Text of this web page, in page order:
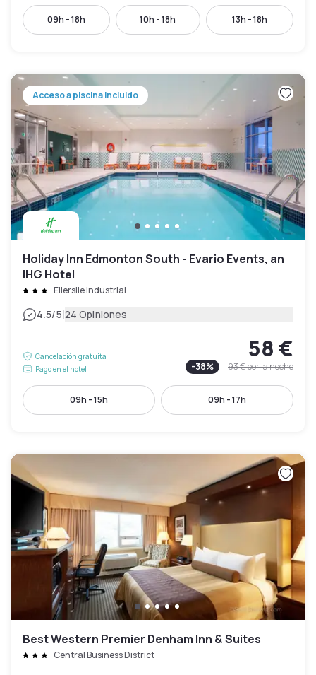
09h - 18h 10h - 18h 13h - 18h
Acceso a piscina incluido
Holiday Inn Edmonton South - Evario Events, an
IHG Hotel
Ellerslie Industrial
4.5/5|24 Opiniones
Cancelación gratuita
Pago en el hotel
58 €
-38% 93 €por la noche
09h - 15h 09h - 17h
Best Western Premier Denham Inn & Suites
Central Business District